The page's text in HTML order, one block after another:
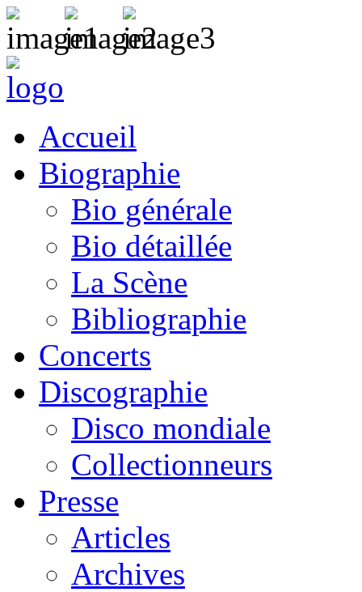
Accueil
Biographie
Bio générale
Bio détaillée
La Scène
Bibliographie
Concerts
Discographie
Disco mondiale
Collectionneurs
Presse
Articles
Archives